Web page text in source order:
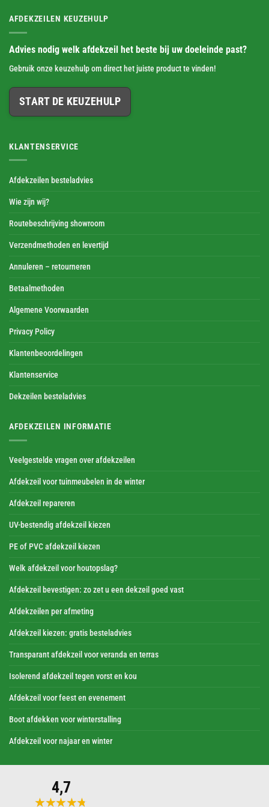
AFDEKZEILEN KEUZEHULP
Advies nodig welk afdekzeil het beste bij uw doeleinde past?
Gebruik onze keuzehulp om direct het juiste product te vinden!
START DE KEUZEHULP
KLANTENSERVICE
Afdekzeilen besteladvies
Wie zijn wij?
Routebeschrijving showroom
Verzendmethoden en levertijd
Annuleren – retourneren
Betaalmethoden
Algemene Voorwaarden
Privacy Policy
Klantenbeoordelingen
Klantenservice
Dekzeilen besteladvies
AFDEKZEILEN INFORMATIE
Veelgestelde vragen over afdekzeilen
Afdekzeil voor tuinmeubelen in de winter
Afdekzeil repareren
UV-bestendig afdekzeil kiezen
PE of PVC afdekzeil kiezen
Welk afdekzeil voor houtopslag?
Afdekzeil bevestigen: zo zet u een dekzeil goed vast
Afdekzeilen per afmeting
Afdekzeil kiezen: gratis besteladvies
Transparant afdekzeil voor veranda en terras
Isolerend afdekzeil tegen vorst en kou
Afdekzeil voor feest en evenement
Boot afdekken voor winterstalling
Afdekzeil voor najaar en winter
4,7
★★★★★
★★★★★